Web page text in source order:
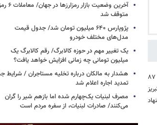
، در جلسه علنی امروز مجلس شورای اسلامی و در جریان بررسی لایحه اصلاح ماده ۸۷
پیشنهاد
آخرین وضعیت بازار
متوقف شد
پژوپارس ۶۴۰ میلیون تومان شد/ جدول قیمت
مدل‌های مختلف خودرو
یک تغییر مهم در حوزه کالابرگ/ رقم کالابرگ یک
میلیون تومانی چه زمانی افزایش خواهد یافت؟
هشدار به مالکان درباره تخلیه مستاجران / شرایط
تمدید اجاره اعلام شد
مصرف لبنیات یک‌چهارم شده اما بازهم شیر را گران
می‌کنند/ صادرات لبنیات، از سفره مردم است